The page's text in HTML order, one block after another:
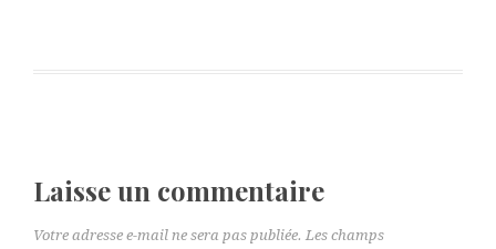
Laisse un commentaire
Votre adresse e-mail ne sera pas publiée. Les champs